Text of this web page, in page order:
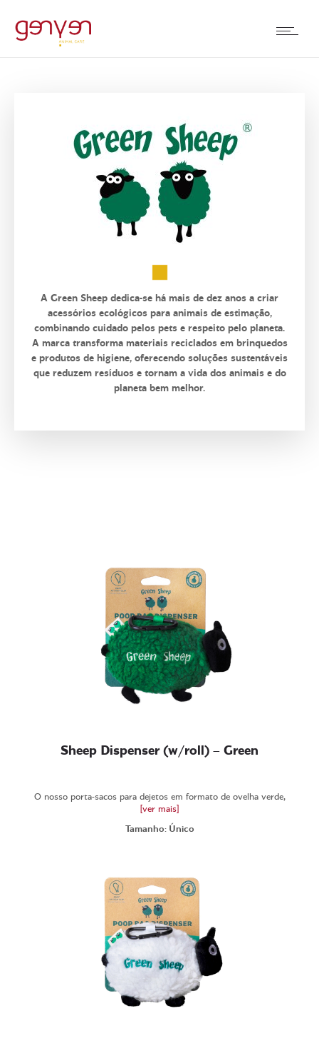
A Green Sheep dedica-se há mais de dez anos a criar
acessórios ecológicos para animais de estimação,
combinando cuidado pelos pets e respeito pelo planeta.
A marca transforma materiais reciclados em brinquedos
e produtos de higiene, oferecendo soluções sustentáveis
que reduzem resíduos e tornam a vida dos animais e do
planeta bem melhor.
Sheep Dispenser (w/roll) – Green
O nosso porta-sacos para dejetos em formato de ovelha verde,
[ver mais]
Tamanho: Único